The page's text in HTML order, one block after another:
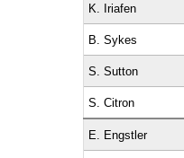
K. Iriafen
B. Sykes
S. Sutton
S. Citron
E. Engstler